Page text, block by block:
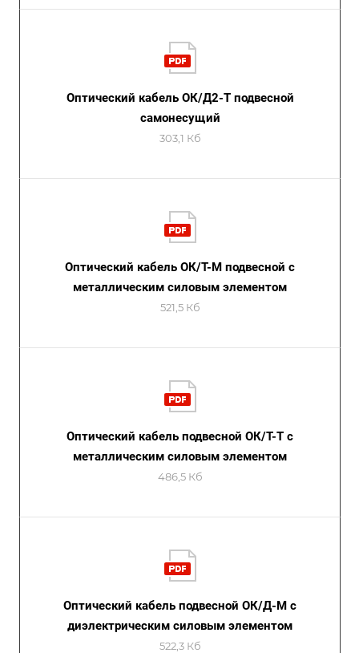
Оптический кабель ОК/Д2-Т подвесной
самонесущий
303,1 Кб
Оптический кабель ОК/Т-М подвесной с
металлическим силовым элементом
521,5 Кб
Оптический кабель подвесной ОК/Т-Т с
металлическим силовым элементом
486,5 Кб
Оптический кабель подвесной ОК/Д-М с
диэлектрическим силовым элементом
522,3 Кб